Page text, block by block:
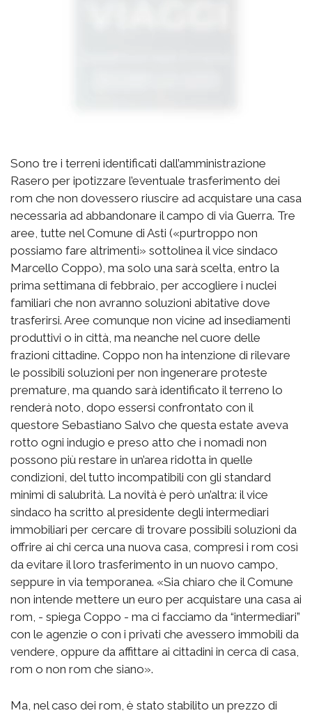
Sono tre i terreni identificati dall’amministrazione
Rasero per ipotizzare l’eventuale trasferimento dei
rom che non dovessero riuscire ad acquistare una casa
necessaria ad abbandonare il campo di via Guerra. Tre
aree, tutte nel Comune di Asti («purtroppo non
possiamo fare altrimenti» sottolinea il vice sindaco
Marcello Coppo), ma solo una sarà scelta, entro la
prima settimana di febbraio, per accogliere i nuclei
familiari che non avranno soluzioni abitative dove
trasferirsi. Aree comunque non vicine ad insediamenti
produttivi o in città, ma neanche nel cuore delle
frazioni cittadine. Coppo non ha intenzione di rilevare
le possibili soluzioni per non ingenerare proteste
premature, ma quando sarà identificato il terreno lo
renderà noto, dopo essersi confrontato con il
questore Sebastiano Salvo che questa estate aveva
rotto ogni indugio e preso atto che i nomadi non
possono più restare in un’area ridotta in quelle
condizioni, del tutto incompatibili con gli standard
minimi di salubrità. La novità è però un’altra: il vice
sindaco ha scritto al presidente degli intermediari
immobiliari per cercare di trovare possibili soluzioni da
offrire ai chi cerca una nuova casa, compresi i rom così
da evitare il loro trasferimento in un nuovo campo,
seppure in via temporanea. «Sia chiaro che il Comune
non intende mettere un euro per acquistare una casa ai
rom, - spiega Coppo - ma ci facciamo da “intermediari”
con le agenzie o con i privati che avessero immobili da
vendere, oppure da affittare ai cittadini in cerca di casa,
rom o non rom che siano».
Ma, nel caso dei rom, è stato stabilito un prezzo di